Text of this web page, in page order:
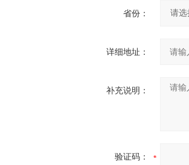
省份：
详细地址：
补充说明：
验证码：